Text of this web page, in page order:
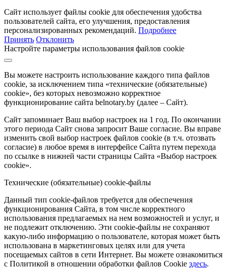
Сайт использует файлы cookie для обеспечения удобства
пользователей сайта, его улучшения, предоставления
персонализированных рекомендаций. Подробнее
Принять Отклонить
Настройте параметры использования файлов cookie
Вы можете настроить использование каждого типа файлов
cookie, за исключением типа «технические (обязательные)
cookie», без которых невозможно корректное
функционирование сайта belnotary.by (далее – Сайт).
Сайт запоминает Ваш выбор настроек на 1 год. По окончании
этого периода Сайт снова запросит Ваше согласие. Вы вправе
изменить свой выбор настроек файлов cookie (в т.ч. отозвать
согласие) в любое время в интерфейсе Сайта путем перехода
по ссылке в нижней части страницы Сайта «Выбор настроек
cookie».
Технические (обязательные) cookie-файлы
Данный тип cookie-файлов требуется для обеспечения
функционирования Сайта, в том числе корректного
использования предлагаемых на нем возможностей и услуг, и
не подлежит отключению. Эти cookie-файлы не сохраняют
какую-либо информацию о пользователе, которая может быть
использована в маркетинговых целях или для учета
посещаемых сайтов в сети Интернет. Вы можете ознакомиться
с Политикой в отношении обработки файлов Cookie здесь.